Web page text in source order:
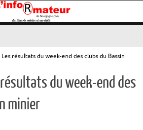
Les résultats du week-end des clubs du Bassin
du week-end des
minier